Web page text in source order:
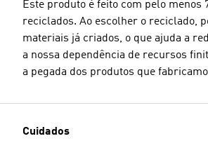
Este produto é feito com pelo menos
reciclados. Ao escolher o reciclado,
materiais já criados, o que ajuda a
a nossa dependência de recursos
a pegada dos produtos que
Cuidados